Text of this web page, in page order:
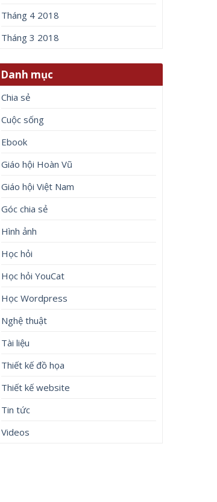
Tháng 4 2018
Tháng 3 2018
Danh mục
Chia sẻ
Cuộc sống
Ebook
Giáo hội Hoàn Vũ
Giáo hội Việt Nam
Góc chia sẻ
Hình ảnh
Học hỏi
Học hỏi YouCat
Học Wordpress
Nghệ thuật
Tài liệu
Thiết kế đồ họa
Thiết kế website
Tin tức
Videos